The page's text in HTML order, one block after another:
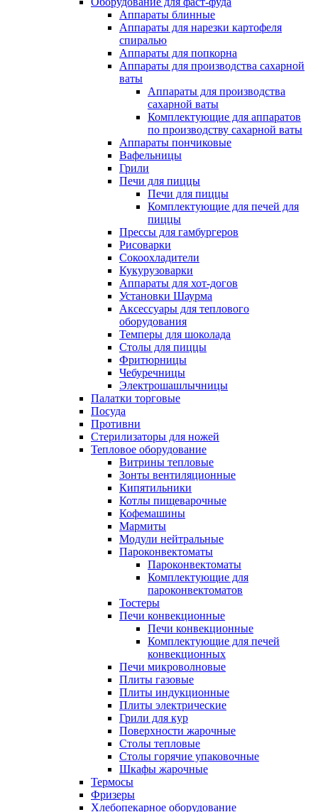
Аппараты блинные
Аппараты для нарезки картофеля
спиралью
Аппараты для попкорна
Аппараты для производства сахарной
ваты
Аппараты для производства
сахарной ваты
Комплектующие для аппаратов
по производству сахарной ваты
Аппараты пончиковые
Вафельницы
Грили
Печи для пиццы
Печи для пиццы
Комплектующие для печей для
пиццы
Прессы для гамбургеров
Рисоварки
Сокоохладители
Кукурузоварки
Аппараты для хот-догов
Установки Шаурма
Аксессуары для теплового
оборудования
Темперы для шоколада
Столы для пиццы
Фритюрницы
Чебуречницы
Электрошашлычницы
Палатки торговые
Посуда
Противни
Стерилизаторы для ножей
Тепловое оборудование
Витрины тепловые
Зонты вентиляционные
Кипятильники
Котлы пищеварочные
Кофемашины
Мармиты
Модули нейтральные
Пароконвектоматы
Пароконвектоматы
Комплектующие для
пароконвектоматов
Тостеры
Печи конвекционные
Печи конвекционные
Комплектующие для печей
конвекционных
Печи микроволновые
Плиты газовые
Плиты индукционные
Плиты электрические
Грили для кур
Поверхности жарочные
Столы тепловые
Столы горячие упаковочные
Шкафы жарочные
Термосы
Фризеры
Хлебопекарное оборудование